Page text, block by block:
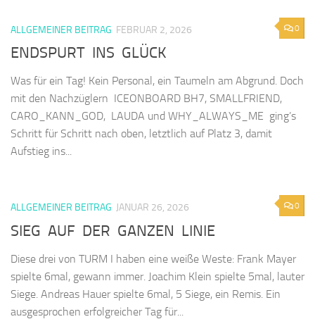
0
ALLGEMEINER BEITRAG FEBRUAR 2, 2026
ENDSPURT INS GLÜCK
Was für ein Tag! Kein Personal, ein Taumeln am Abgrund. Doch
mit den Nachzüglern ICEONBOARD BH7, SMALLFRIEND,
CARO_KANN_GOD, LAUDA und WHY_ALWAYS_ME ging’s
Schritt für Schritt nach oben, letztlich auf Platz 3, damit
Aufstieg ins...
0
ALLGEMEINER BEITRAG JANUAR 26, 2026
SIEG AUF DER GANZEN LINIE
Diese drei von TURM I haben eine weiße Weste: Frank Mayer
spielte 6mal, gewann immer. Joachim Klein spielte 5mal, lauter
Siege. Andreas Hauer spielte 6mal, 5 Siege, ein Remis. Ein
ausgesprochen erfolgreicher Tag für...